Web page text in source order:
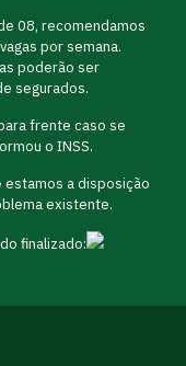
08, recomendamos
por semana.
poderão ser
segurados.
frente caso se
o INSS.
estamos a disposição
existente.
finalizado: